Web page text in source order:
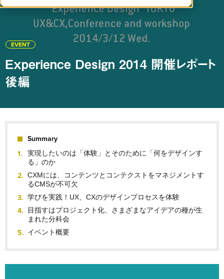
EVENT
Experience Design 2014 開催レポート
後編
Summary
実現したいのは「体験」とそのために「何をデザインす
る」のか
CXMには、コンテンツとコンテクストをマネジメントす
るCMSが不可欠
学びを実践！UX、CXのデザインプロセスを体験
目指すはプロジェクト化、さまざまなアイデアの種が生
まれた分科会
イベント概要